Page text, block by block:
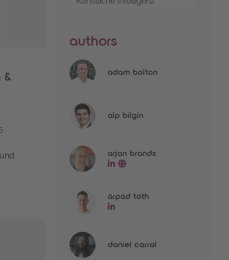
&
authors
adam bolton
alp bilgin
arjan brands
go to linkedin-profile of
árpád tóth
daniel carral